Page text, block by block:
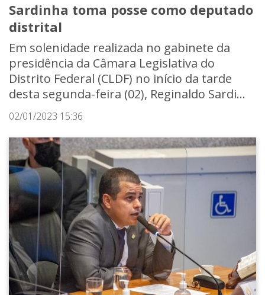
Sardinha toma posse como deputado
distrital
Em solenidade realizada no gabinete da
presidência da Câmara Legislativa do
Distrito Federal (CLDF) no início da tarde
desta segunda-feira (02), Reginaldo Sardi...
02/01/2023 15:36